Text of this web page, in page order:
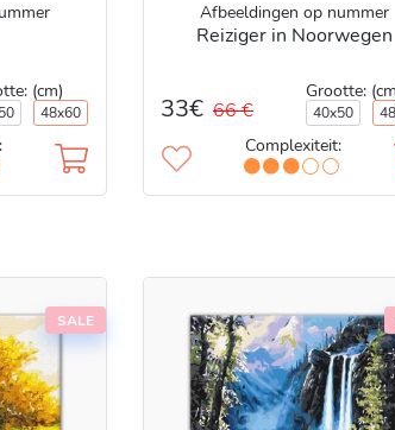
(cm)
48x60
Afbeeldingen op nummer
Reiziger in Noorwegen
33€ 66 €
Grootte:
40x50
Complexiteit:
SALE